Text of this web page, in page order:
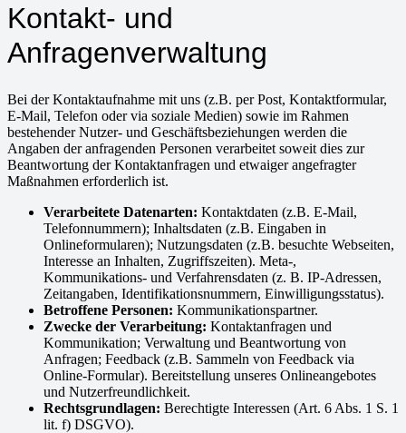
Kontakt- und
Anfragenverwaltung
Bei der Kontaktaufnahme mit uns (z.B. per Post, Kontaktformular,
E-Mail, Telefon oder via soziale Medien) sowie im Rahmen
bestehender Nutzer- und Geschäftsbeziehungen werden die
Angaben der anfragenden Personen verarbeitet soweit dies zur
Beantwortung der Kontaktanfragen und etwaiger angefragter
Maßnahmen erforderlich ist.
Verarbeitete Datenarten: Kontaktdaten (z.B. E-Mail,
Telefonnummern); Inhaltsdaten (z.B. Eingaben in
Onlineformularen); Nutzungsdaten (z.B. besuchte Webseiten,
Interesse an Inhalten, Zugriffszeiten). Meta-,
Kommunikations- und Verfahrensdaten (z. B. IP-Adressen,
Zeitangaben, Identifikationsnummern, Einwilligungsstatus).
Betroffene Personen: Kommunikationspartner.
Zwecke der Verarbeitung: Kontaktanfragen und
Kommunikation; Verwaltung und Beantwortung von
Anfragen; Feedback (z.B. Sammeln von Feedback via
Online-Formular). Bereitstellung unseres Onlineangebotes
und Nutzerfreundlichkeit.
Rechtsgrundlagen: Berechtigte Interessen (Art. 6 Abs. 1 S. 1
lit. f) DSGVO).